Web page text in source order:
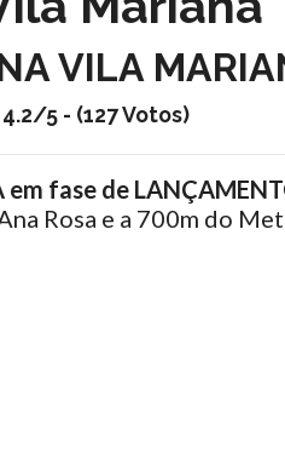
VILA
4.2/5 - (127 Votos)
em fase de
Rosa e a 700m do